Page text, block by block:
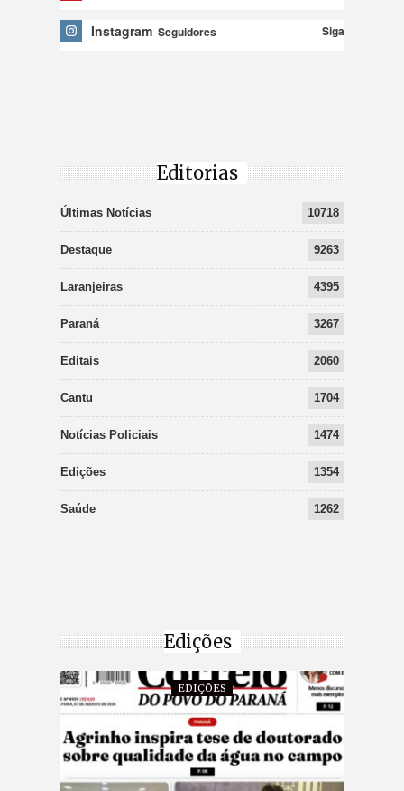
Instagram Seguidores Siga
Editorias
Últimas Notícias 10718
Destaque 9263
Laranjeiras 4395
Paraná 3267
Editais 2060
Cantu 1704
Notícias Policiais 1474
Edições 1354
Saúde 1262
Edições
EDIÇÕES